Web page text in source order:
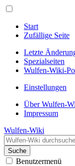
Start
Zufällige Seite
Letzte
Spezialseiten
Wulfen-Wiki-
Einstellungen
Über Wulfen-
Impressum
Wulfen-Wiki
Suche
Benutzermenü